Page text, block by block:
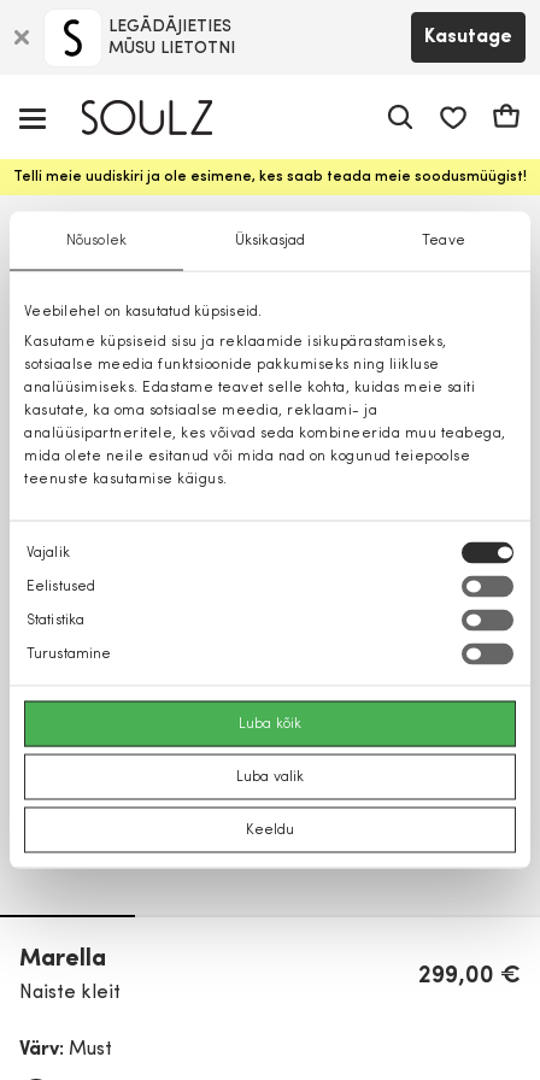
Nõusolek Üksikasjad Teave
Veebilehel on kasutatud küpsiseid.
Kasutame küpsiseid sisu ja reklaamide isikupärastamiseks,
sotsiaalse meedia funktsioonide pakkumiseks ning liikluse
analüüsimiseks. Edastame teavet selle kohta, kuidas meie saiti
kasutate, ka oma sotsiaalse meedia, reklaami- ja
analüüsipartneritele, kes võivad seda kombineerida muu teabega,
mida olete neile esitanud või mida nad on kogunud teiepoolse
teenuste kasutamise käigus.
Nõusoleku
valik
Vajalik
Eelistused
Statistika
Turustamine
Luba kõik
Luba valik
Keeldu
LEGĀDĀJIETIES
MŪSU LIETOTNI
Kasutage
Telli meie uudiskiri ja ole esimene, kes saab teada meie soodusmüügist!
Marella
Naiste kleit
299,00 €
Värv: Must